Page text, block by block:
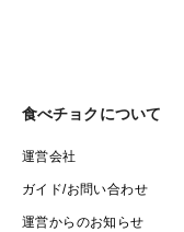
食べチョクについて
運営会社
ガイド/お問い合わせ
運営からのお知らせ